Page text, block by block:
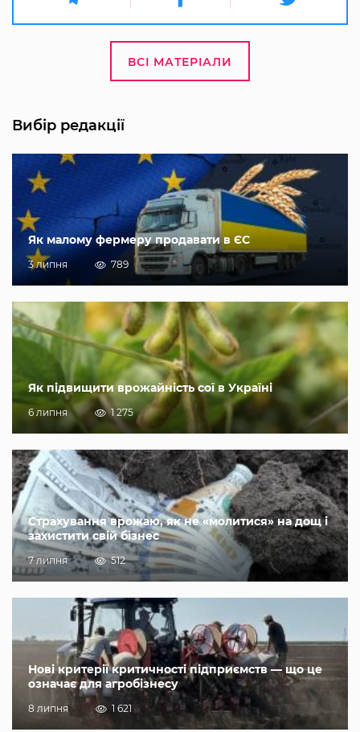
ВСІ МАТЕРІАЛИ
Вибір редакції
Як малому фермеру продавати в ЄС
3 липня 789
Як підвищити врожайність сої в Україні
6 липня 1 275
Страхування врожаю, як не «молитися» на дощ і
захистити свій бізнес
7 липня 512
Нові критерії критичності підприємств — що це
означає для агробізнесу
8 липня 1 621